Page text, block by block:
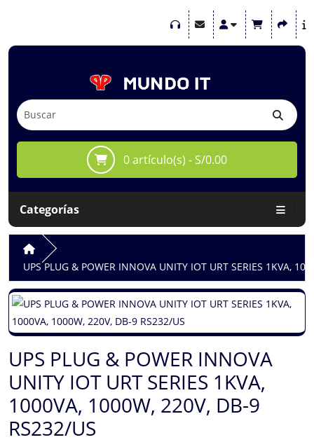
0 artículo(s) - S/0.00
Categorías
UPS PLUG & POWER INNOVA UNITY IOT URT SERIES 1KVA,
UPS PLUG & POWER INNOVA
UNITY IOT URT SERIES 1KVA,
1000VA, 1000W, 220V, DB-9
RS232/US